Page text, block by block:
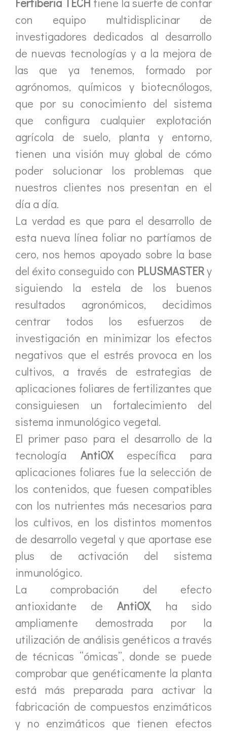
con equipo multidisplicinar de
investigadores dedicados al desarrollo
de nuevas tecnologías y a la mejora de
las que ya tenemos, formado por
agrónomos, químicos y biotecnólogos,
que por su conocimiento del sistema
que configura cualquier explotación
agrícola de suelo, planta y entorno,
tienen una visión muy global de cómo
poder solucionar los problemas que
nuestros clientes nos presentan en el
día a día.
La verdad es que para el desarrollo de
esta nueva línea foliar no partíamos de
cero, nos hemos apoyado sobre la base
del éxito conseguido con PLUSMASTERy
siguiendo la estela de los buenos
resultados agronómicos, decidimos
centrar todos los esfuerzos de
investigación en minimizar los efectos
negativos que el estrés provoca en los
cultivos, a través de estrategias de
aplicaciones foliares de fertilizantes que
consiguiesen un fortalecimiento del
sistema inmunológico vegetal.
El primer paso para el desarrollo de la
tecnología AntiOXespecífica para
aplicaciones foliares fue la selección de
los contenidos, que fuesen compatibles
con los nutrientes más necesarios para
los cultivos, en los distintos momentos
de desarrollo vegetal y que aportase ese
plus de activación del sistema
inmunológico.
La comprobación del efecto
antioxidante de AntiOX, ha sido
ampliamente demostrada por la
utilización de análisis genéticos a través
de técnicas “ómicas”, donde se puede
comprobar que genéticamente la planta
está más preparada para activar la
fabricación de compuestos enzimáticos
y no enzimáticos que tienen efectos